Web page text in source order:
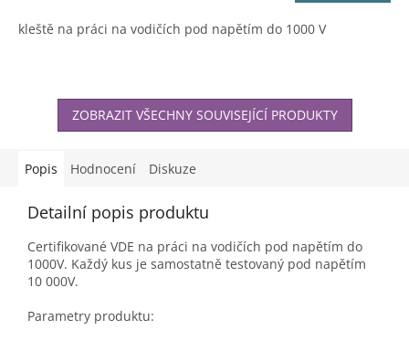
z
5
kleště na práci na vodičích pod napětím do 1000 V
ZOBRAZIT VŠECHNY SOUVISEJÍCÍ PRODUKTY
Popis Hodnocení Diskuze
Detailní popis produktu
Certifikované VDE na práci na vodičích pod napětím do
1000V. Každý kus je samostatně testovaný pod napětím
10 000V.
Parametry produktu: